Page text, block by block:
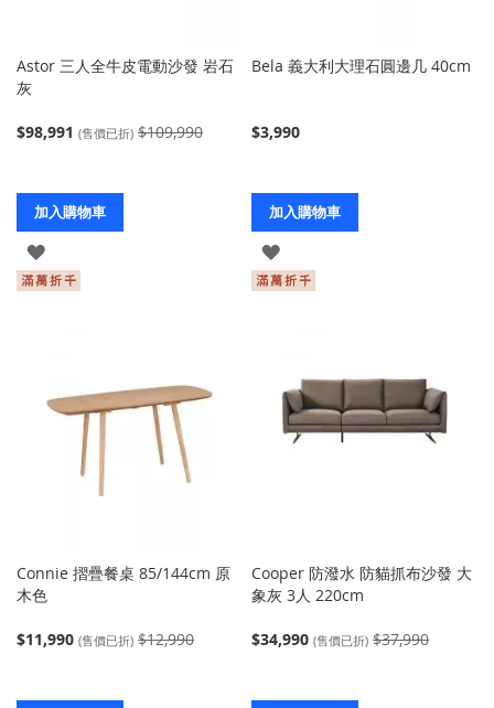
Astor 三人全牛皮電動沙發 岩石
灰
$98,991 (售價已折) $109,990
加入購物車
登
入
Bela 義大利大理石圓邊几 40cm
$3,990
加入購物車
登
入
Connie 摺疊餐桌 85/144cm 原
木色
$11,990 (售價已折) $12,990
Cooper 防潑水 防貓抓布沙發 大
象灰 3人 220cm
$34,990 (售價已折) $37,990